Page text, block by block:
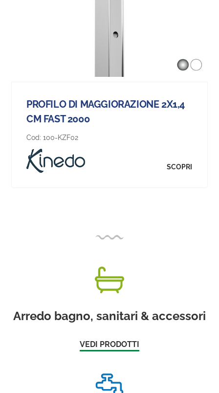
PROFILO DI MAGGIORAZIONE 2X1,4
CM FAST 2000
Cod: 100-KZF02
SCOPRI
Arredo bagno, sanitari & accessori
VEDI PRODOTTI